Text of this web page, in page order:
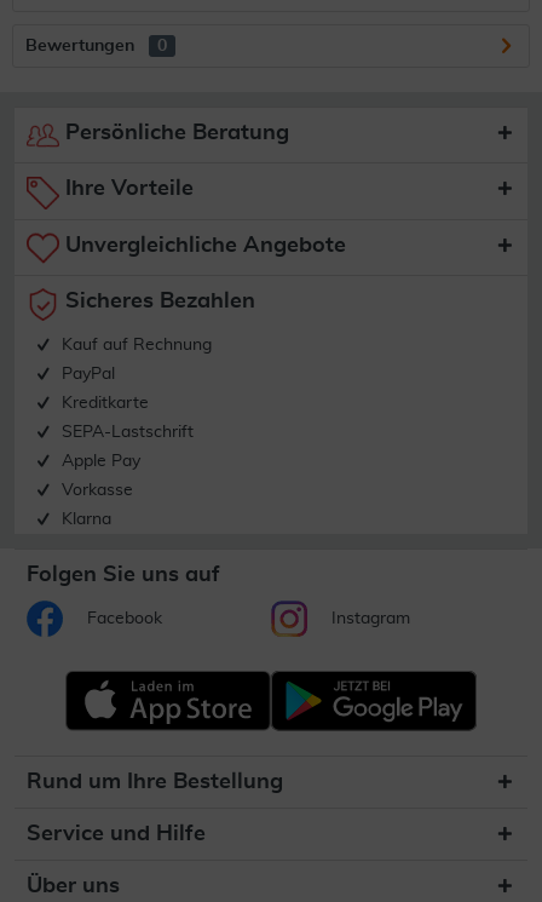
Bewertungen 0
Persönliche Beratung
Ihre Vorteile
Unvergleichliche Angebote
Sicheres Bezahlen
Kauf auf Rechnung
PayPal
Kreditkarte
SEPA-Lastschrift
Apple Pay
Vorkasse
Klarna
Folgen Sie uns auf
Facebook Instagram
Rund um Ihre Bestellung
Service und Hilfe
Über uns